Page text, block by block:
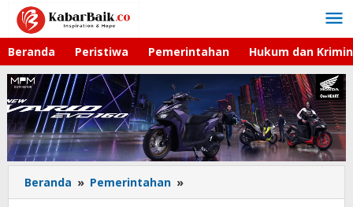
Lewati
konten
Beranda Peristiwa Pemerintahan Hukum dan
Beranda » Pemerintahan »
I